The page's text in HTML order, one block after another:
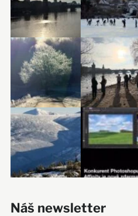
Náš newsletter